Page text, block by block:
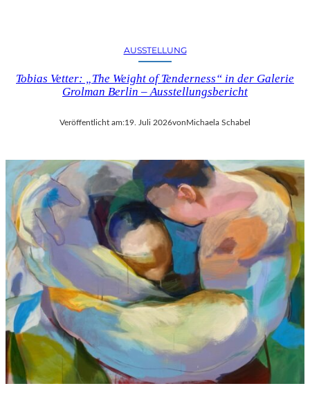
AUSSTELLUNG
Tobias Vetter: „The Weight of Tenderness“ in der Galerie
Grolman Berlin – Ausstellungsbericht
Veröffentlicht am:19. Juli 2026vonMichaela Schabel